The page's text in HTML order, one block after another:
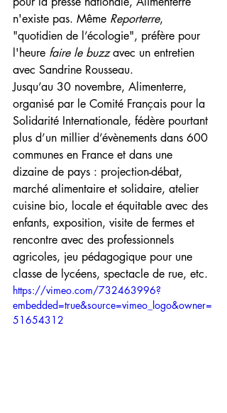
n'existe pas. Même Reporterre,
"quotidien de l’écologie", préfère pour
l'heure faire le buzz avec un entretien
avec Sandrine Rousseau.
Jusqu’au 30 novembre, Alimenterre,
organisé par le Comité Français pour la
Solidarité Internationale, fédère pourtant
plus d’un millier d’évènements dans 600
communes en France et dans une
dizaine de pays : projection-débat,
marché alimentaire et solidaire, atelier
cuisine bio, locale et équitable avec des
enfants, exposition, visite de fermes et
rencontre avec des professionnels
agricoles, jeu pédagogique pour une
classe de lycéens, spectacle de rue, etc.
https://vimeo.com/732463996?
embedded=true&source=vimeo_logo&owner=
51654312